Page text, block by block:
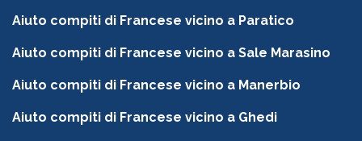
Aiuto compiti di Francese vicino a Paratico
Aiuto compiti di Francese vicino a Sale Marasino
Aiuto compiti di Francese vicino a Manerbio
Aiuto compiti di Francese vicino a Ghedi